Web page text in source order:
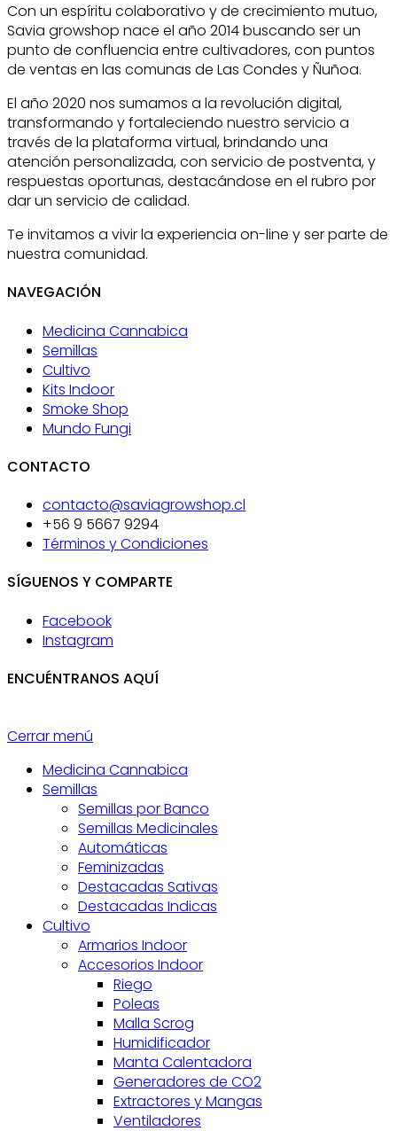
Con un espíritu colaborativo y de crecimiento mutuo,
Savia growshop nace el año 2014 buscando ser un
punto de confluencia entre cultivadores, con puntos
de ventas en las comunas de Las Condes y Ñuñoa.
El año 2020 nos sumamos a la revolución digital,
transformando y fortaleciendo nuestro servicio a
través de la plataforma virtual, brindando una
atención personalizada, con servicio de postventa, y
respuestas oportunas, destacándose en el rubro por
dar un servicio de calidad.
Te invitamos a vivir la experiencia on-line y ser parte de
nuestra comunidad.
NAVEGACIÓN
Medicina Cannabica
Semillas
Cultivo
Kits Indoor
Smoke Shop
Mundo Fungi
CONTACTO
contacto@saviagrowshop.cl
+56 9 5667 9294
Términos y Condiciones
SÍGUENOS Y COMPARTE
Facebook
Instagram
ENCUÉNTRANOS AQUÍ
Cerrar menú
Medicina Cannabica
Semillas
Semillas por Banco
Semillas Medicinales
Automáticas
Feminizadas
Destacadas Sativas
Destacadas Indicas
Cultivo
Armarios Indoor
Accesorios Indoor
Riego
Poleas
Malla Scrog
Humidificador
Manta Calentadora
Generadores de CO2
Extractores y Mangas
Ventiladores